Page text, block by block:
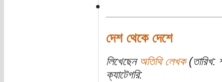
দেশ থেকে দেশে
লিখেছেন অতিথি লেখক(তারিখ:
ক্যাটেগরি: